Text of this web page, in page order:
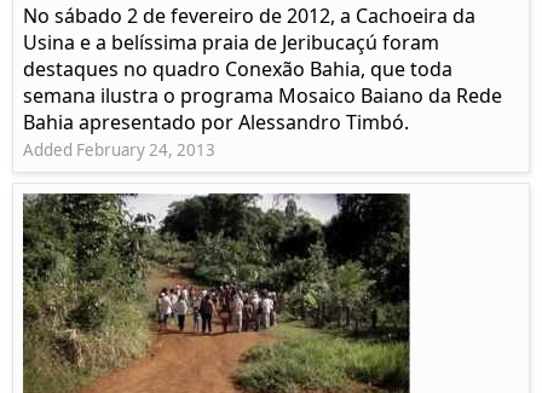
No sábado 2 de fevereiro de 2012, a Cachoeira da
Usina e a belíssima praia de Jeribucaçú foram
destaques no quadro Conexão Bahia, que toda
semana ilustra o programa Mosaico Baiano da Rede
Bahia apresentado por Alessandro Timbó.
Added February 24, 2013